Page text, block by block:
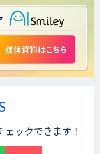
ックできます！